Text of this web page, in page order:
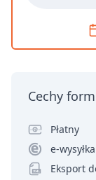
Cechy
Płatny
e-wysyłka
Eksport